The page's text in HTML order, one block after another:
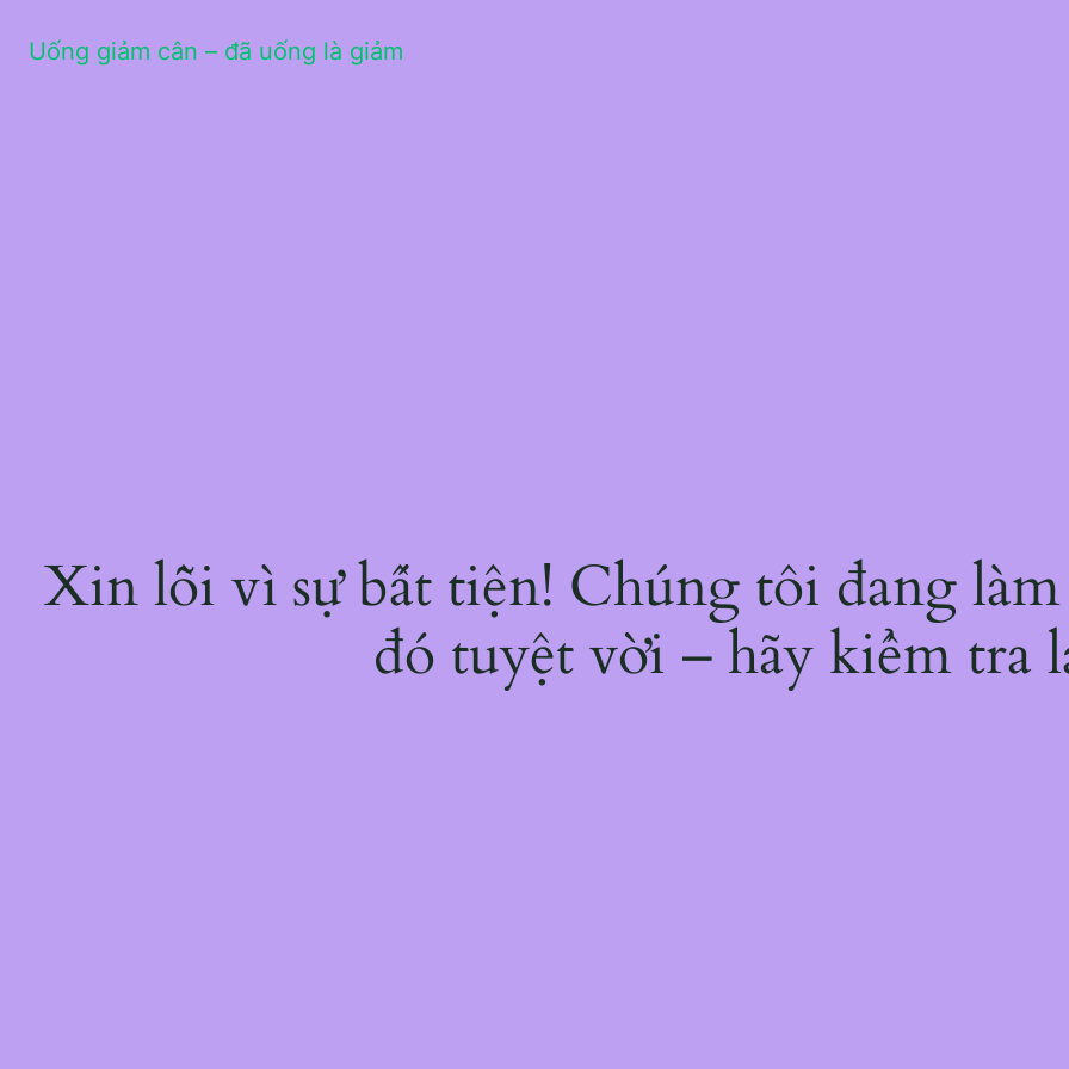
Uống giảm cân – đã uống là giảm
Xin lỗi vì sự bất tiện! Chúng tôi đang
đó tuyệt vời – hãy kiểm tra